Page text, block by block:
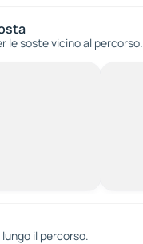
le soste vicino al percorso.
il percorso.